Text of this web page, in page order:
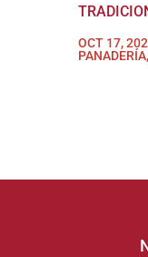
OCT 17,
PANADERÍA